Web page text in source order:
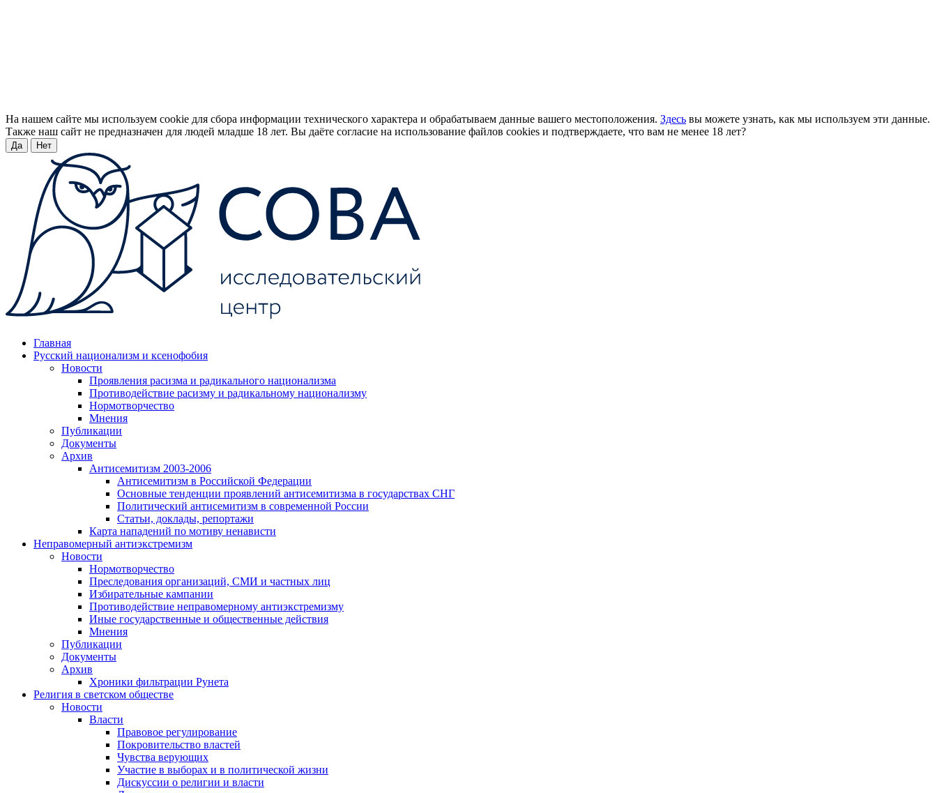
На нашем сайте мы используем cookie для сбора информации технического характера и обрабатываем данные вашего местоположения. Здесь вы можете узнать, как мы используем эти данные.
Также наш сайт не предназначен для людей младше 18 лет. Вы даёте согласие на использование файлов cookies и подтверждаете, что вам не менее 18 лет?
Да Нет
Главная
Русский национализм и ксенофобия
Новости
Проявления расизма и радикального национализма
Противодействие расизму и радикальному национализму
Нормотворчество
Мнения
Публикации
Документы
Архив
Антисемитизм 2003-2006
Антисемитизм в Российской Федерации
Основные тенденции проявлений антисемитизма в государствах СНГ
Политический антисемитизм в современной России
Статьи, доклады, репортажи
Карта нападений по мотиву ненависти
Неправомерный антиэкстремизм
Новости
Нормотворчество
Преследования организаций, СМИ и частных лиц
Избирательные кампании
Противодействие неправомерному антиэкстремизму
Иные государственные и общественные действия
Мнения
Публикации
Документы
Архив
Хроники фильтрации Рунета
Религия в светском обществе
Новости
Власти
Правовое регулирование
Покровительство властей
Чувства верующих
Участие в выборах и в политической жизни
Дискуссии о религии и власти